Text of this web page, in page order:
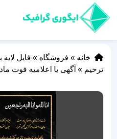
خانه » فروشگاه » فایل لایه
ترحیم » آگهی یا اعلامیه فوت